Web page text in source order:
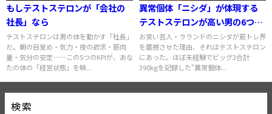
もしテストステロンが「会社の
社長」なら
テストステロンは男の体を動かす「社長」
だ。朝の目覚め・気力・夜の欲求・筋肉
量・気分の安定——この5つのKPIが、あな
たの体の「経営状態」を映...
異常個体「ニシダ」が体現する
テストステロンが高い男の6つの
サイン
お笑い芸人・ラランドのニシダが筋トレ界
を震撼させた理由、それはテストステロン
にあった。ほぼ未経験でビッグ3合計
390kgを記録した"異常個体...
検索